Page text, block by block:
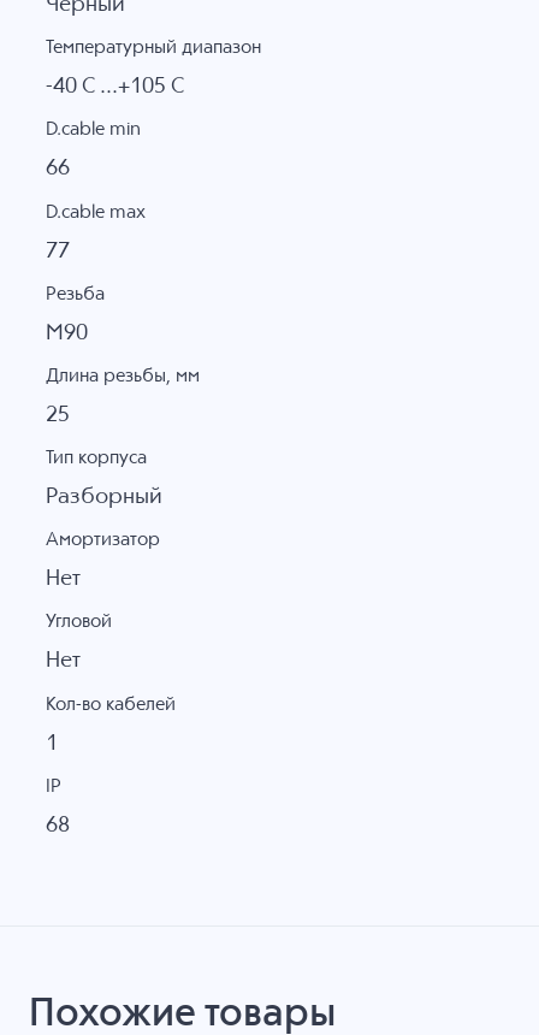
Черный
Температурный диапазон
-40 C ...+105 C
D.cable min
66
D.cable max
77
Резьба
M90
Длина резьбы, мм
25
Тип корпуса
Разборный
Амортизатор
Нет
Угловой
Нет
Кол-во кабелей
1
IP
68
Похожие товары